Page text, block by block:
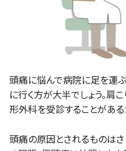
頭痛に悩んで病院に足を運
に行く方が大半でしょう。肩
形外科を受診することがある
頭痛の原因とされるものは